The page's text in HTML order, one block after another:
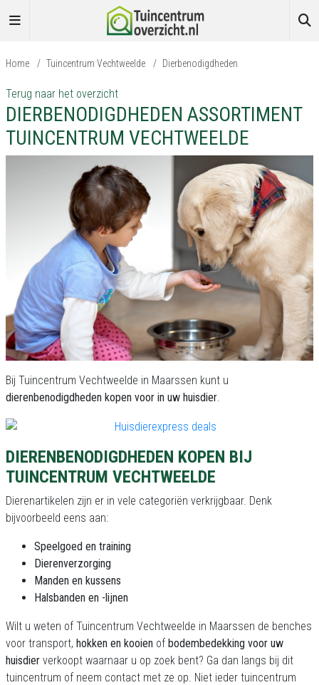
Home / Tuincentrum Vechtweelde / Dierbenodigdheden
Terug naar het overzicht
DIERBENODIGDHEDEN ASSORTIMENT
TUINCENTRUM VECHTWEELDE
Bij Tuincentrum Vechtweelde in Maarssen kunt u
dierenbenodigdheden kopen voor in uw huisdier.
DIERENBENODIGDHEDEN KOPEN BIJ
TUINCENTRUM VECHTWEELDE
Dierenartikelen zijn er in vele categoriën verkrijgbaar. Denk
bijvoorbeeld eens aan:
Speelgoed en training
Dierenverzorging
Manden en kussens
Halsbanden en -lijnen
Wilt u weten of Tuincentrum Vechtweelde in Maarssen de benches
voor transport, hokken en kooien of bodembedekking voor uw
huisdier verkoopt waarnaar u op zoek bent? Ga dan langs bij dit
tuincentrum of neem contact met ze op. Niet ieder tuincentrum